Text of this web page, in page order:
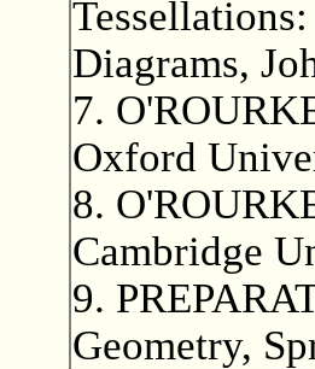
Diagrams,
7.
Oxford
8.
Cambridge
9.
Geometry,